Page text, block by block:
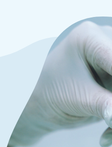
L’équipe
Nos
My Anydiag
Nos
le détail